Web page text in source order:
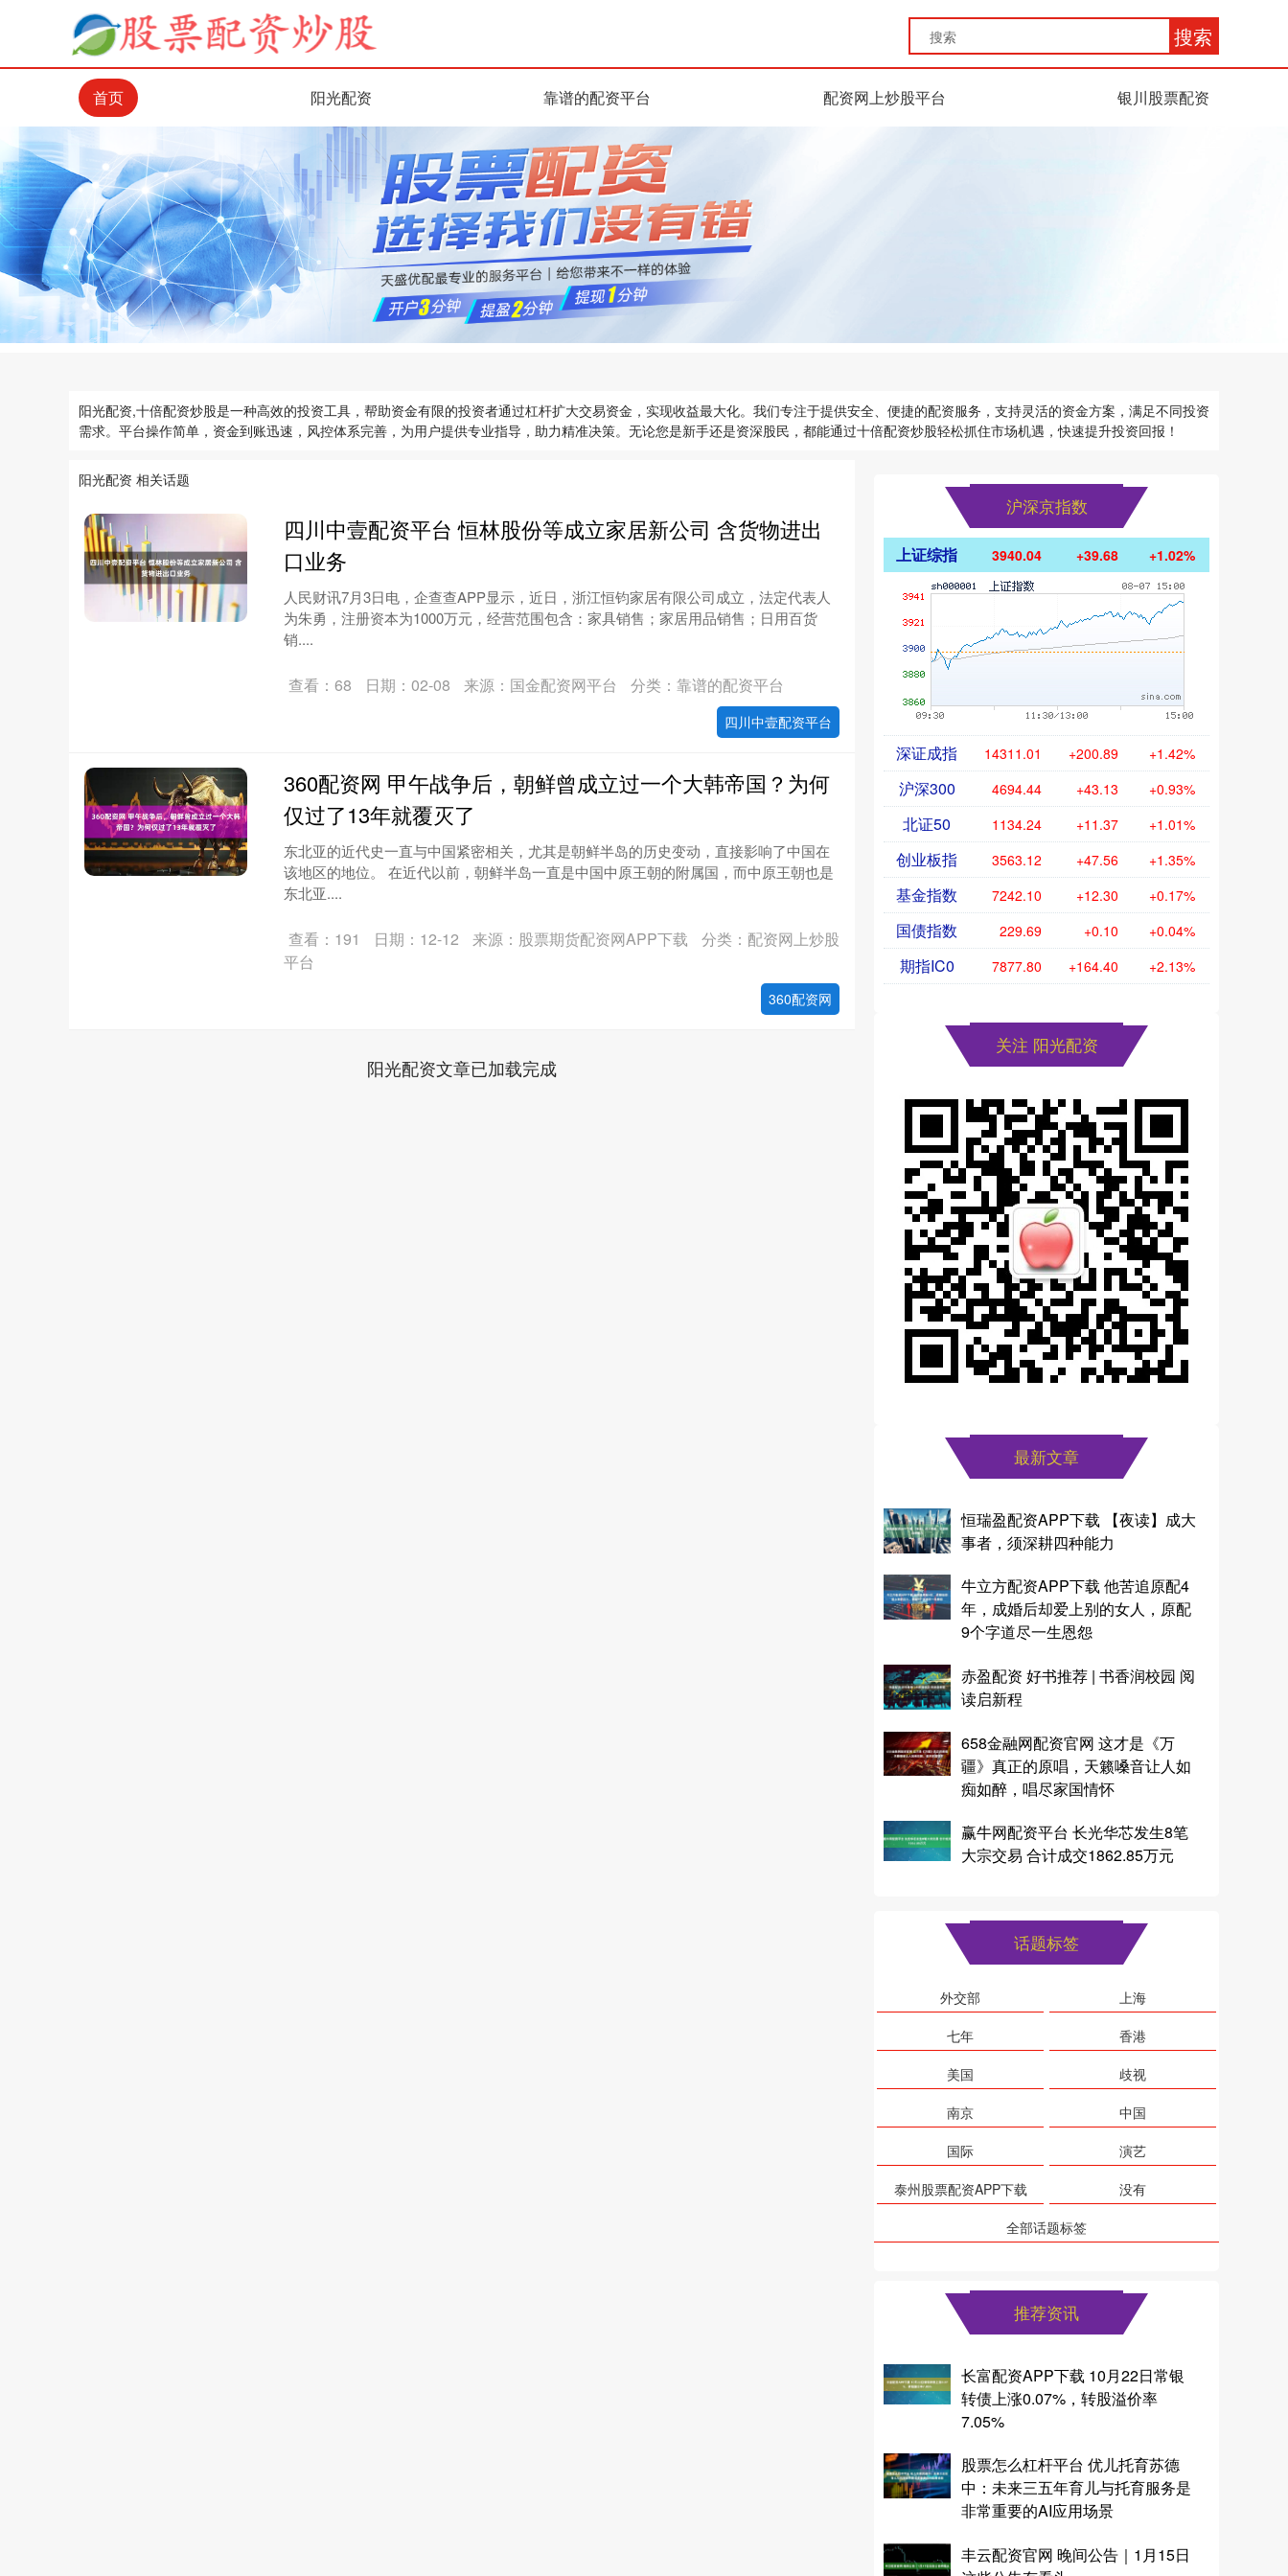
搜索
首页 阳光配资 靠谱的配资平台 配资网上炒股平台 银川股票配资
阳光配资,十倍配资炒股是一种高效的投资工具，帮助资金有限的投资者通过杠杆扩大交易资金，实现收益最大化。我们专注于提供安全、便捷的配资服务，支持灵活的资金方案，满足不同投资
需求。平台操作简单，资金到账迅速，风控体系完善，为用户提供专业指导，助力精准决策。无论您是新手还是资深股民，都能通过十倍配资炒股轻松抓住市场机遇，快速提升投资回报！
阳光配资 相关话题
四川中壹配资平台 恒林股份等成立家居新公司 含货物进出
口业务
人民财讯7月3日电，企查查APP显示，近日，浙江恒钧家居有限公司成立，法定代表人
为朱勇，注册资本为1000万元，经营范围包含：家具销售；家居用品销售；日用百货
销....
查看：68 日期：02-08 来源：国金配资网平台 分类：靠谱的配资平台
四川中壹配资平台
360配资网 甲午战争后，朝鲜曾成立过一个大韩帝国？为何
仅过了13年就覆灭了
东北亚的近代史一直与中国紧密相关，尤其是朝鲜半岛的历史变动，直接影响了中国在
该地区的地位。 在近代以前，朝鲜半岛一直是中国中原王朝的附属国，而中原王朝也是
东北亚....
查看：191 日期：12-12 来源：股票期货配资网APP下载
分类：配资网上炒股
平台
360配资网
阳光配资文章已加载完成
沪深京指数
上证综指 3940.04 +39.68 +1.02%
深证成指 14311.01 +200.89 +1.42%
沪深300 4694.44 +43.13 +0.93%
北证50 1134.24 +11.37 +1.01%
创业板指 3563.12 +47.56 +1.35%
基金指数 7242.10 +12.30 +0.17%
国债指数 229.69 +0.10 +0.04%
期指IC0 7877.80 +164.40 +2.13%
关注 阳光配资
最新文章
恒瑞盈配资APP下载 【夜读】成大
事者，须深耕四种能力
牛立方配资APP下载 他苦追原配4
年，成婚后却爱上别的女人，原配
9个字道尽一生恩怨
赤盈配资 好书推荐 | 书香润校园 阅
读启新程
658金融网配资官网 这才是《万
疆》真正的原唱，天籁嗓音让人如
痴如醉，唱尽家国情怀
赢牛网配资平台 长光华芯发生8笔
大宗交易 合计成交1862.85万元
话题标签
外交部
上海
七年
香港
美国
歧视
南京
中国
国际
演艺
泰州股票配资APP下载
没有
全部话题标签
推荐资讯
长富配资APP下载 10月22日常银
转债上涨0.07%，转股溢价率
7.05%
股票怎么杠杆平台 优儿托育苏德
中：未来三五年育儿与托育服务是
非常重要的AI应用场景
丰云配资官网 晚间公告｜1月15日